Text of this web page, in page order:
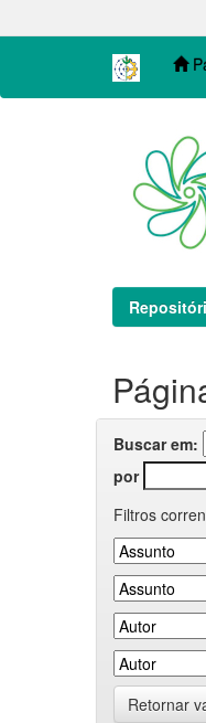
navigation
Buscar em:
por
Filtros
Retornar